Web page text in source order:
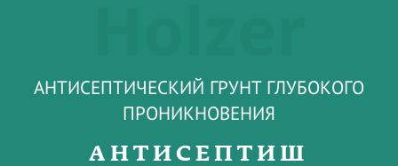
АНТИСЕПТИЧЕСКИЙ ГРУНТ ГЛУБОКОГО
ПРОНИКНОВЕНИЯ
АНТИСЕПТИШ